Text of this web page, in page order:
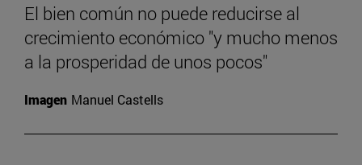
El bien común no puede reducirse al
crecimiento económico "y mucho menos
a la prosperidad de unos pocos"
Imagen Manuel Castells